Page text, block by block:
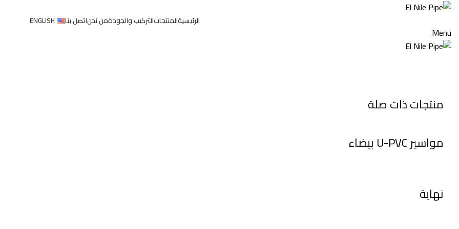
الرئيسيةالمنتجاتالتركيب والجودةمن نحناتصل بنا ENGLISH
Menu
منتجات ذات صلة
مواسير U-PVC بيضاء
نهاية